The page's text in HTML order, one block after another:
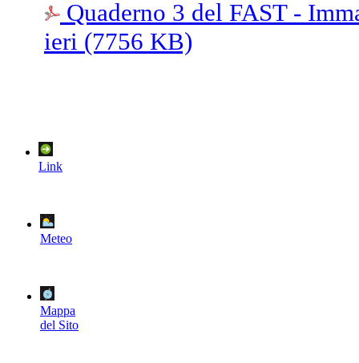
Quaderno 3 del FAST -
ieri (7756 KB)
Link
Meteo
Mappa
del Sito